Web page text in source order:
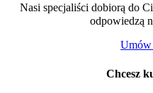
Nasi specjaliści dobiorą do
odpowiedzą
Umów
Chcesz